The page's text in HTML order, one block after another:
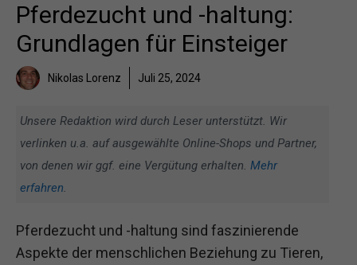
Pferdezucht und -haltung:
Grundlagen für Einsteiger
Nikolas Lorenz Juli 25, 2024
Unsere Redaktion wird durch Leser unterstützt. Wir
verlinken u.a. auf ausgewählte Online-Shops und Partner,
von denen wir ggf. eine Vergütung erhalten. Mehr
erfahren.
Pferdezucht und -haltung sind faszinierende
Aspekte der menschlichen Beziehung zu Tieren,